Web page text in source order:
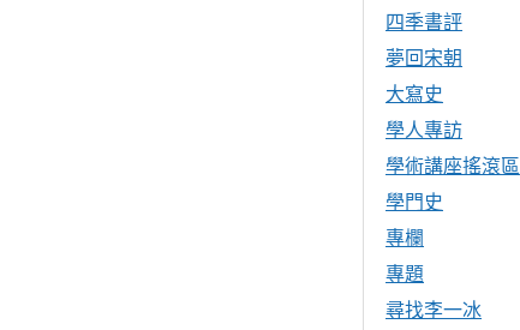
四季書評
夢回宋朝
大寫史
學人專訪
學術講座搖滾區
學門史
專欄
專題
尋找李一冰